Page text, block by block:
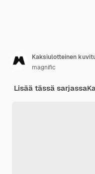
Kaksiulotteinen
magnific
Lisää tässä sarjassa